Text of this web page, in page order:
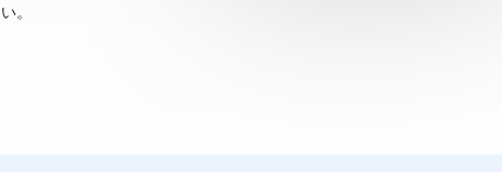
。